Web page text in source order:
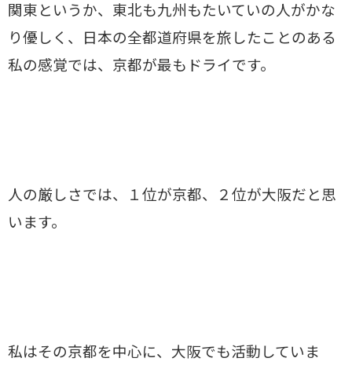
関東というか、東北も九州もたいていの人がかな
り優しく、日本の全都道府県を旅したことのある
私の感覚では、京都が最もドライです。
人の厳しさでは、１位が京都、２位が大阪だと思
います。
私はその京都を中心に、大阪でも活動していま